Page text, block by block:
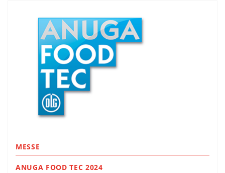
MESSE
ANUGA FOOD TEC 2024